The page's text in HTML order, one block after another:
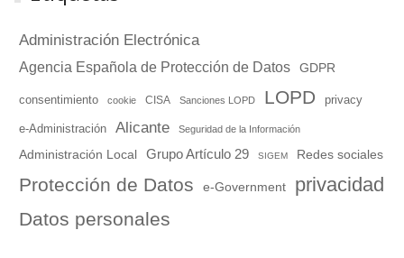
Administración Electrónica
Agencia Española de Protección de Datos GDPR
consentimiento cookie CISA Sanciones LOPD LOPD privacy
e-Administración Alicante Seguridad de la Información
Administración Local Grupo Artículo 29 SIGEM Redes sociales
Protección de Datos e-Government privacidad
Datos personales